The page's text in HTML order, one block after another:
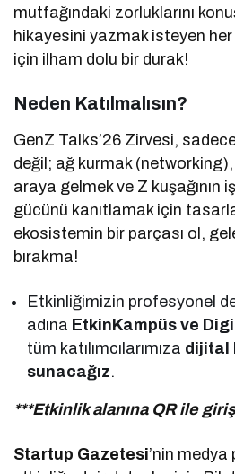
mutfağındaki zorluklarını
hikayesini yazmak isteyen her
için ilham dolu bir durak!
Neden Katılmalısın?
GenZ Talks’26 Zirvesi,
değil; ağ kurmak
araya gelmek ve Z kuşağının
gücünü kanıtlamak için
ekosistemin bir parçası ol,
bırakma!
Etkinliğimizin profesyonel
adına EtkinKampüs ve
tüm katılımcılarımıza dijital
sunacağız.
***Etkinlik alanına QR ile
Startup Gazetesi’nin